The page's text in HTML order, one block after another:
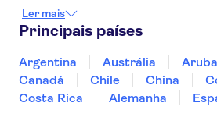
Trips from Geneva
Lago de Brienz
Jungfraujoch
Ler mais
Principais países
Argentina Austrália Aruba
Canadá
Chile China
Costa Rica
Alemanha